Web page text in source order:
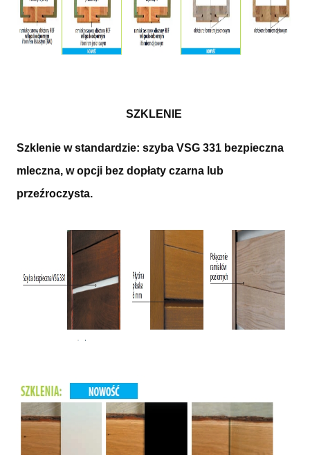
SZKLENIE
Szklenie w standardzie: szyba VSG 331 bezpieczna
mleczna, w opcji bez dopłaty czarna lub
przeźroczysta.